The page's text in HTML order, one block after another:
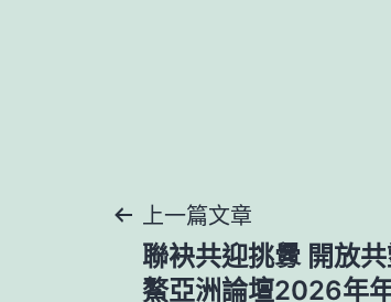
文上一篇文章
聯袂共迎挑釁 開放
鰲亞洲論壇2026年